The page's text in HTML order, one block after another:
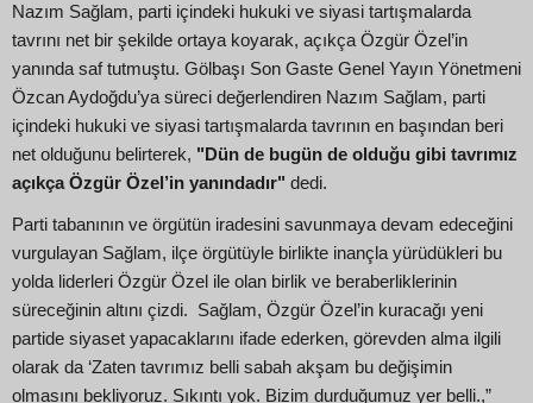
Nazım Sağlam, parti içindeki hukuki ve siyasi tartışmalarda
tavrını net bir şekilde ortaya koyarak, açıkça Özgür Özel’in
yanında saf tutmuştu. Gölbaşı Son Gaste Genel Yayın Yönetmeni
Özcan Aydoğdu’ya süreci değerlendiren Nazım Sağlam, parti
içindeki hukuki ve siyasi tartışmalarda tavrının en başından beri
net olduğunu belirterek, "Dün de bugün de olduğu gibi tavrımız
açıkça Özgür Özel’in yanındadır" dedi.
Parti tabanının ve örgütün iradesini savunmaya devam edeceğini
vurgulayan Sağlam, ilçe örgütüyle birlikte inançla yürüdükleri bu
yolda liderleri Özgür Özel ile olan birlik ve beraberliklerinin
süreceğinin altını çizdi. Sağlam, Özgür Özel’in kuracağı yeni
partide siyaset yapacaklarını ifade ederken, görevden alma ilgili
olarak da ‘Zaten tavrımız belli sabah akşam bu değişimin
olmasını bekliyoruz. Sıkıntı yok. Bizim durduğumuz yer belli.,”